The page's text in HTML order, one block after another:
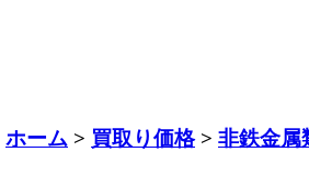
ホーム > 買取り価格> 非鉄金属